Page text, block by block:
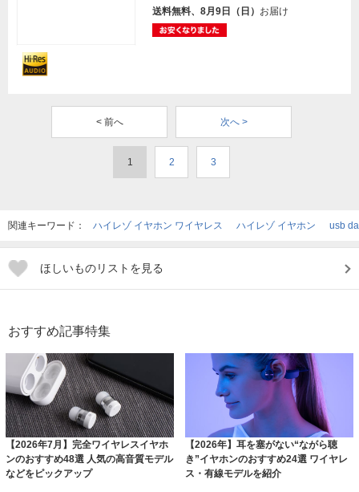
送料無料、8月9日（日） お届け
< 前へ 次へ >
1 2 3
関連キーワード： ハイレゾ イヤホン ワイヤレス ハイレゾ イヤホン usb
ほしいものリストを見る
おすすめ記事特集
【2026年7月】完全ワイヤレスイヤホ
ンのおすすめ48選 人気の高音質モデル
などをピックアップ
【2026年】耳を塞がない“ながら聴
き”イヤホンのおすすめ24選 ワイヤレ
ス・有線モデルを紹介